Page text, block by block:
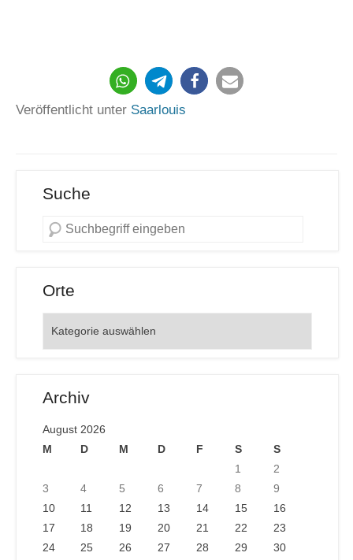
Veröffentlicht unter Saarlouis
Suche
Orte
Archiv
August 2026
M
D M D F S
S
1
2
3
4 5 6 7 8
9
10
11 12 13 14 15
16
17
18 19 20 21 22
23
24
25 26 27 28 29 30